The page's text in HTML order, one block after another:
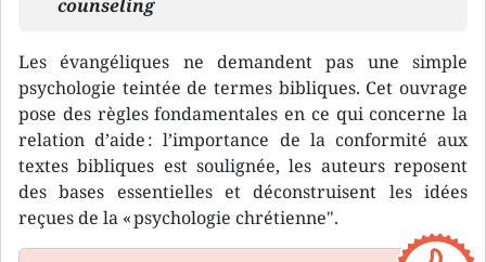
counseling
Les évangéliques ne demandent pas une simple
psychologie teintée de termes bibliques. Cet ouvrage
pose des règles fondamentales en ce qui concerne la
relation d’aide : l’importance de la conformité aux
textes bibliques est soulignée, les auteurs reposent
des bases essentielles et déconstruisent les idées
reçues de la « psychologie chrétienne".